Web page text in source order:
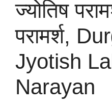
ज्योतिष
परामर्श,
Jyotish
Narayan